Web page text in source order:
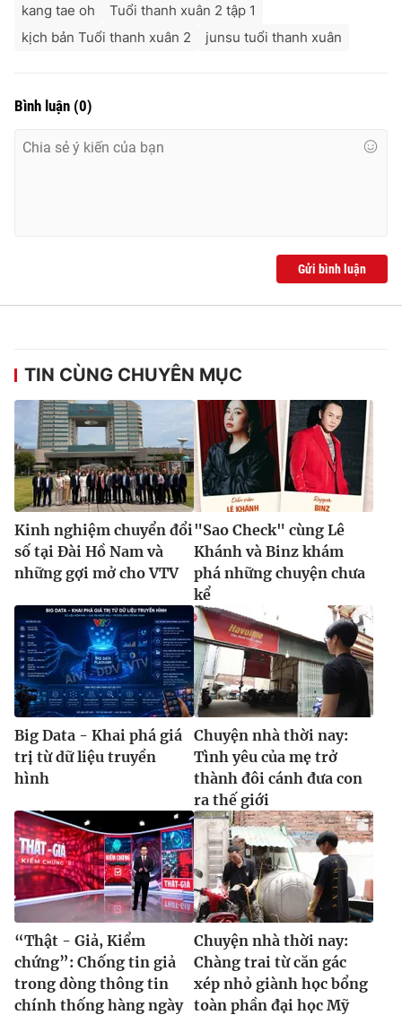
kang tae oh
Tuổi thanh xuân 2 tập 1
kịch bản Tuổi thanh xuân 2
junsu tuổi thanh xuân
Bình luận (0)
Gửi bình luận
TIN CÙNG CHUYÊN MỤC
Kinh nghiệm chuyển đổi
số tại Đài Hồ Nam và
những gợi mở cho VTV
"Sao Check" cùng Lê
Khánh và Binz khám
phá những chuyện chưa
kể
Big Data - Khai phá giá
trị từ dữ liệu truyền
hình
Chuyện nhà thời nay:
Tình yêu của mẹ trở
thành đôi cánh đưa con
ra thế giới
“Thật - Giả, Kiểm
chứng”: Chống tin giả
trong dòng thông tin
chính thống hàng ngày
Chuyện nhà thời nay:
Chàng trai từ căn gác
xép nhỏ giành học bổng
toàn phần đại học Mỹ